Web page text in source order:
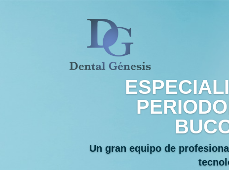
Un gran equipo de